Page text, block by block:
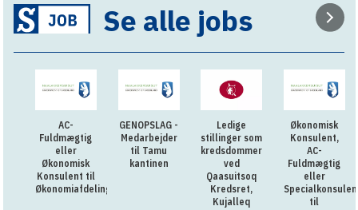
Se alle jobs
AC-
Fuldmægtig
eller
Økonomisk
Konsulent til
Økonomiafdelingen
GENOPSLAG -
Medarbejder
til Tamu
kantinen
Ledige
stillinger som
kredsdommer
ved
Qaasuitsoq
Kredsret,
Kujalleq
Økonomisk
Konsulent,
AC-
Fuldmægtig
eller
til